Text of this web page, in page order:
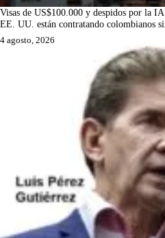
Visas de US$100.000 y despidos por la
EE. UU. están contratando colombianos
4 agosto, 2026